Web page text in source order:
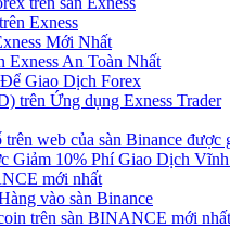
Exness
Mới Nhất
Exness An Toàn Nhất
Giao Dịch Forex
trên Ứng dụng Exness Trader
web của sàn Binance được
Giảm 10% Phí Giao Dịch
mới nhất
vào sàn Binance
trên sàn BINANCE mới nhất